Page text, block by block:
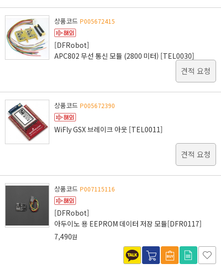
상품코드 P005672415
[DFRobot]
APC802 무선 통신 모듈 (2800 미터) [TEL0030]
견적 요청
상품코드 P005672390
WiFly GSX 브레이크 아웃 [TEL0011]
견적 요청
상품코드 P007115116
[DFRobot]
아두이노 용 EEPROM 데이터 저장 모듈[DFR0117]
7,490원